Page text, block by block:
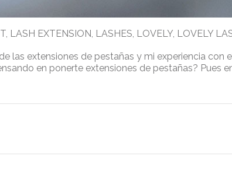
, LASH EXTENSION, LASHES, LOVELY, LOVELY
las extensiones de pestañas y mi experiencia con
en ponerte extensiones de pestañas? Pues